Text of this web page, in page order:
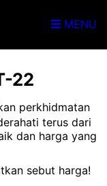
MENU
22
perkhidmatan
terus dari
dan harga yang
sebut harga!